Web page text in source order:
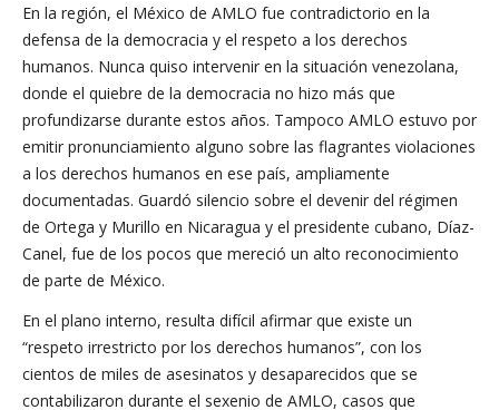
En la región, el México de AMLO fue contradictorio en la
defensa de la democracia y el respeto a los derechos
humanos. Nunca quiso intervenir en la situación venezolana,
donde el quiebre de la democracia no hizo más que
profundizarse durante estos años. Tampoco AMLO estuvo por
emitir pronunciamiento alguno sobre las flagrantes violaciones
a los derechos humanos en ese país, ampliamente
documentadas. Guardó silencio sobre el devenir del régimen
de Ortega y Murillo en Nicaragua y el presidente cubano, Díaz-
Canel, fue de los pocos que mereció un alto reconocimiento
de parte de México.
En el plano interno, resulta difícil afirmar que existe un
“respeto irrestricto por los derechos humanos”, con los
cientos de miles de asesinatos y desaparecidos que se
contabilizaron durante el sexenio de AMLO, casos que